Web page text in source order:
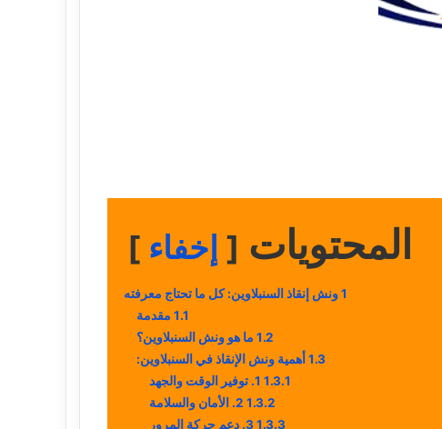
المحتويات إخفاء
1ونش إنقاذ السنبلاوين: كل ما تحتاج معرفته
1.1 مقدمة
1.2 ما هو ونش السنبلاوين؟
1.3 أهمية ونش الإنقاذ في السنبلاوين:
1.3.1 1. توفير الوقت والجهد
1.3.2 2. الأمان والسلامة
1.3.33. دعم حركة المرور